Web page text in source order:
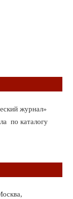
журнал»
по каталогу